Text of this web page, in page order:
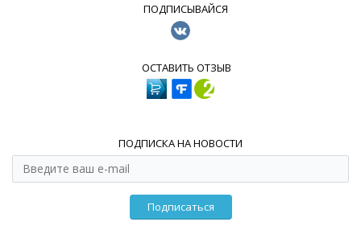
ПОДПИСЫВАЙСЯ
ОСТАВИТЬ ОТЗЫВ
ПОДПИСКА НА НОВОСТИ
Подписаться